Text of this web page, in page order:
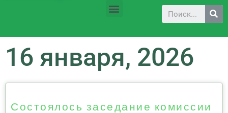
16 января, 2026
Состоялось заседание комиссии